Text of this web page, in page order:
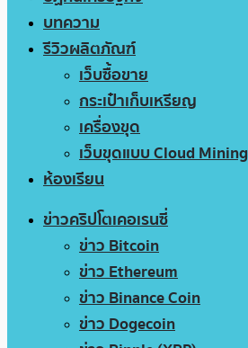
บทความ
รีวิวผลิตภัณฑ์
เว็บซื้อขาย
กระเป๋าเก็บเหรียญ
เครื่องขุด
เว็บขุดแบบ Cloud Mining
ห้องเรียน
ข่าวคริปโตเคอเรนซี่
ข่าว Bitcoin
ข่าว Ethereum
ข่าว Binance Coin
ข่าว Dogecoin